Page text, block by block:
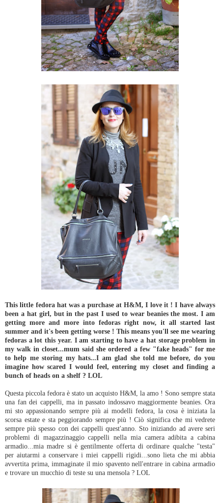
This little fedora hat was a purchase at H&M, I love it ! I have always
been a hat girl, but in the past I used to wear beanies the most. I am
getting more and more into fedoras right now, it all started last
summer and it's been getting worse ! This means you'll see me wearing
fedoras a lot this year. I am starting to have a hat storage problem in
my walk in closet...mum said she ordered a few "fake heads" for me
to help me storing my hats...I am glad she told me before, do you
imagine how scared I would feel, entering my closet and finding a
bunch of heads on a shelf ? LOL
Questa piccola fedora è stato un acquisto H&M, la amo ! Sono sempre stata
una fan dei cappelli, ma in passato indossavo maggiormente beanies. Ora
mi sto appassionando sempre più ai modelli fedora, la cosa è iniziata la
scorsa estate e sta peggiorando sempre più ! Ciò significa che mi vedrete
sempre più spesso con dei cappelli quest'anno. Sto iniziando ad avere seri
problemi di magazzinaggio cappelli nella mia camera adibita a cabina
armadio...mia madre si è gentilmente offerta di ordinare qualche "testa"
per aiutarmi a conservare i miei cappelli rigidi...sono lieta che mi abbia
avvertita prima, immaginate il mio spavento nell'entrare in cabina armadio
e trovare un mucchio di teste su una mensola ? LOL